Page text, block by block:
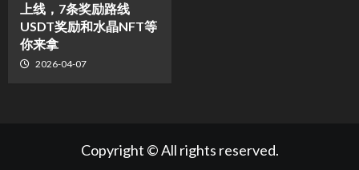
上线，7条奖励路线
USDT奖励和水晶NFT等
你来拿
2026-04-07
Copyright © All rights reserved.